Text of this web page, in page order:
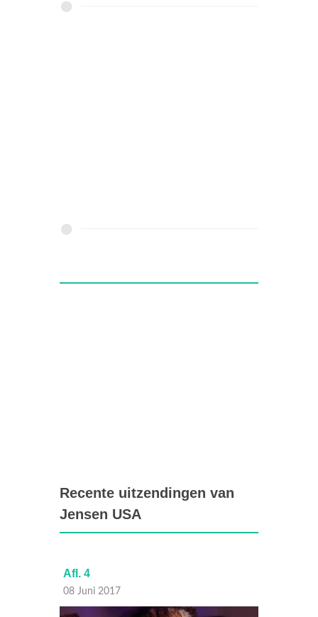
Recente uitzendingen van
Jensen USA
Afl. 4
08 Juni 2017